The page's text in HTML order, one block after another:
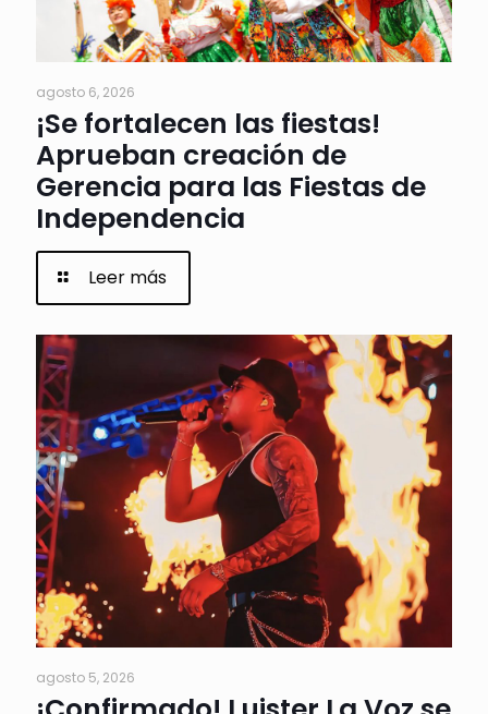
agosto 6, 2026
¡Se fortalecen las fiestas!
Aprueban creación de
Gerencia para las Fiestas de
Independencia
Leer más
agosto 5, 2026